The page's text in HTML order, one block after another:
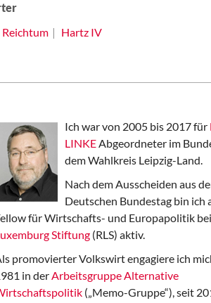
Hartz IV
Ich war von 2005 bis 2017 für
LINKEAbgeordneter im
dem Wahlkreis Leipzig-Land.
Nach dem Ausscheiden aus
Deutschen Bundestag bin ich
für Wirtschafts- und Europapolitik
Stiftung (RLS) aktiv.
promovierter Volkswirt engagiere ich
in derArbeitsgruppe Alternative
(„Memo-Gruppe“), seit